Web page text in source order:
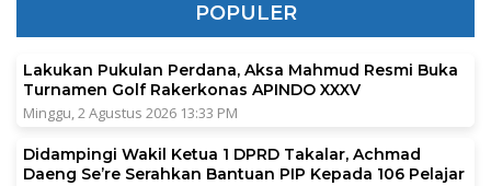
POPULER
Lakukan Pukulan Perdana, Aksa Mahmud Resmi Buka
Turnamen Golf Rakerkonas APINDO XXXV
Minggu, 2 Agustus 2026 13:33 PM
Didampingi Wakil Ketua 1 DPRD Takalar, Achmad
Daeng Se’re Serahkan Bantuan PIP Kepada 106 Pelajar